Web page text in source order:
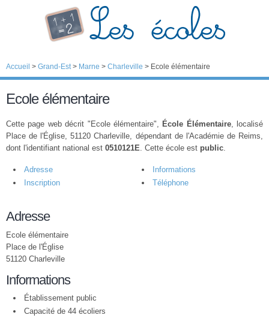
Accueil > Grand-Est> Marne > Charleville > Ecole élémentaire
Ecole élémentaire
Cette page web décrit "Ecole élémentaire", École Élémentaire, localisé
Place de l'Église, 51120 Charleville, dépendant de l'Académie de Reims,
dont l'identifiant national est 0510121E. Cette école est public.
Adresse
Informations
Inscription
Téléphone
Adresse
Ecole élémentaire
Place de l'Église
51120 Charleville
Informations
Établissement public
Capacité de 44 écoliers